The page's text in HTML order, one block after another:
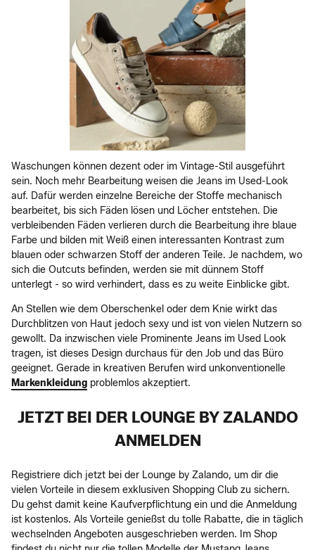
Waschungen können dezent oder im Vintage-Stil ausgeführt
sein. Noch mehr Bearbeitung weisen die Jeans im Used-Look
auf. Dafür werden einzelne Bereiche der Stoffe mechanisch
bearbeitet, bis sich Fäden lösen und Löcher entstehen. Die
verbleibenden Fäden verlieren durch die Bearbeitung ihre blaue
Farbe und bilden mit Weiß einen interessanten Kontrast zum
blauen oder schwarzen Stoff der anderen Teile. Je nachdem, wo
sich die Outcuts befinden, werden sie mit dünnem Stoff
unterlegt - so wird verhindert, dass es zu weite Einblicke gibt.
An Stellen wie dem Oberschenkel oder dem Knie wirkt das
Durchblitzen von Haut jedoch sexy und ist von vielen Nutzern so
gewollt. Da inzwischen viele Prominente Jeans im Used Look
tragen, ist dieses Design durchaus für den Job und das Büro
geeignet. Gerade in kreativen Berufen wird unkonventionelle
Markenkleidung problemlos akzeptiert.
JETZT BEI DER LOUNGE BY ZALANDO
ANMELDEN
Registriere dich jetzt bei der Lounge by Zalando, um dir die
vielen Vorteile in diesem exklusiven Shopping Club zu sichern.
Du gehst damit keine Kaufverpflichtung ein und die Anmeldung
ist kostenlos. Als Vorteile genießst du tolle Rabatte, die in täglich
wechselnden Angeboten ausgeschrieben werden. Im Shop